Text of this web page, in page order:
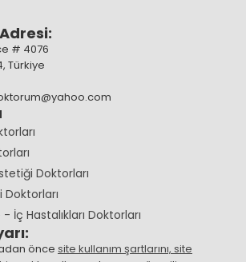
# 4076
Türkiye
Doktorları
Doktorları
İç Hastalıkları Doktorları
önce site kullanım şartlarını, site